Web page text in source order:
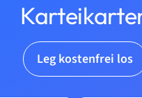
Leg kostenfrei los